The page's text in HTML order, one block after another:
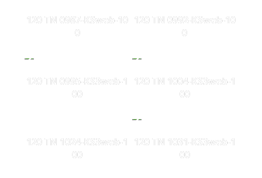
120 TN 0987-KSweb-10
0
120 TN 0992-KSweb-10
0
120 TN 0995-KS3web-1
00
120 TN 1004-KS3web-1
00
120 TN 1024-KS3web-1
00
120 TN 1031-KS3web-1
00